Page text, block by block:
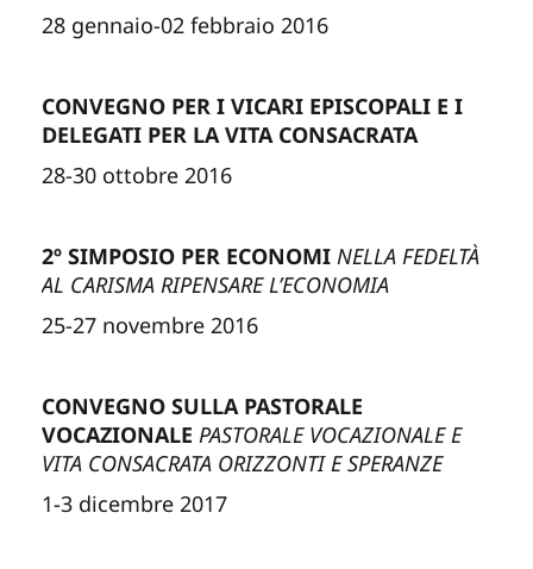
28 gennaio-02 febbraio 2016
CONVEGNO PER I VICARI EPISCOPALI E I
DELEGATI PER LA VITA CONSACRATA
28-30 ottobre 2016
2º SIMPOSIO PER ECONOMI NELLA FEDELTÀ
AL CARISMA RIPENSARE L’ECONOMIA
25-27 novembre 2016
CONVEGNO SULLA PASTORALE
VOCAZIONALE PASTORALE VOCAZIONALE E
VITA CONSACRATA ORIZZONTI E SPERANZE
1-3 dicembre 2017